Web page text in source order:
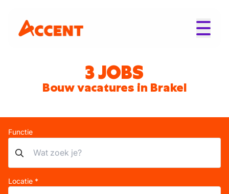
3 JOBS
Bouw vacatures in Brakel
Functie
Locatie *